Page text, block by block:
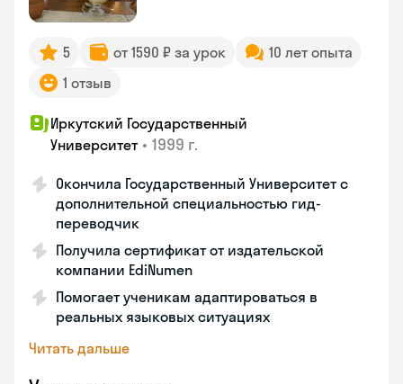
5 от 1590 ₽ за урок
10 лет опыта
1 отзыв
Иркутский Государственный
Университет • 1999 г.
Окончила Государственный Университет с
дополнительной специальностью гид-
переводчик
Получила сертификат от издательской
компании EdiNumen
Помогает ученикам адаптироваться в
реальных языковых ситуациях
Читать дальше